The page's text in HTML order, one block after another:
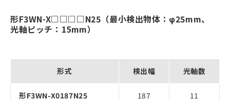
形F3WN-X□□□□N25（最小検出物体：φ25mm、
光軸ピッチ：15mm）
形式 検出幅 光軸数
形F3WN-X0187N25 187 11